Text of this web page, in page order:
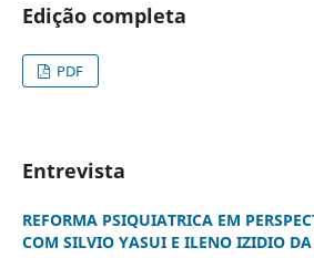
Edição completa
PDF
Entrevista
REFORMA PSIQUIATRICA EM
COM SILVIO YASUI E ILENO IZIDIO DA